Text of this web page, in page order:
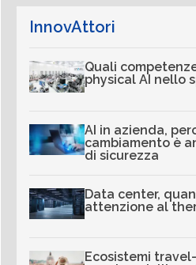
InnovAttori
Quali
physical AI nello
AI in azienda,
cambiamento è
di sicurezza
Data center,
attenzione al
Ecosistemi